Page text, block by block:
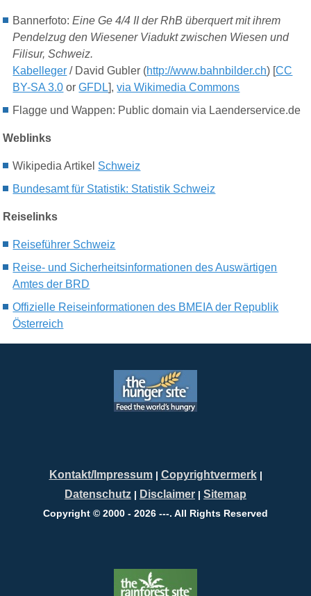
Bannerfoto: Eine Ge 4/4 II der RhB überquert mit ihrem
Pendelzug den Wiesener Viadukt zwischen Wiesen und
Filisur, Schweiz.
Kabelleger / David Gubler (http://www.bahnbilder.ch) [CC
BY-SA 3.0 orGFDL],via Wikimedia Commons
Flagge und Wappen: Public domain via Laenderservice.de
Weblinks
Wikipedia Artikel Schweiz
Bundesamt für Statistik: Statistik Schweiz
Reiselinks
Reiseführer Schweiz
Reise- und Sicherheitsinformationen des Auswärtigen
Amtes der BRD
Offizielle Reiseinformationen des BMEIA der Republik
Österreich
Kontakt/Impressum| Copyrightvermerk|
Datenschutz | Disclaimer | Sitemap
Copyright © 2000 - 2026 ---. All Rights Reserved